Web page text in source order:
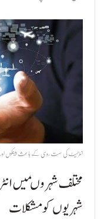
انٹرنیٹ کی سست روی کے باعث بینکوں
مختلف شہروںمیں
شہریوں کومشکلات